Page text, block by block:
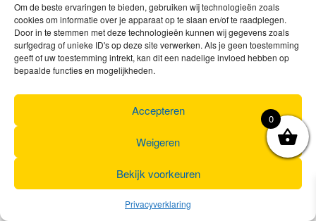
Om de beste ervaringen te bieden, gebruiken wij technologieën zoals
cookies om informatie over je apparaat op te slaan en/of te raadplegen.
Door in te stemmen met deze technologieën kunnen wij gegevens zoals
surfgedrag of unieke ID's op deze site verwerken. Als je geen toestemming
geeft of uw toestemming intrekt, kan dit een nadelige invloed hebben op
bepaalde functies en mogelijkheden.
Accepteren
Weigeren
Bekijk voorkeuren
Privacyverklaring
(arbeiders, bedienden, kader)
100% fiscale aftrekbaarheid
120% fiscale aftrekbaarheid bij investeringen voor
(douches, fietsenstallingen, …)
Loonruil = budget-neutraal
vastleggen naar werknemer toe (verklaring op eer)
0